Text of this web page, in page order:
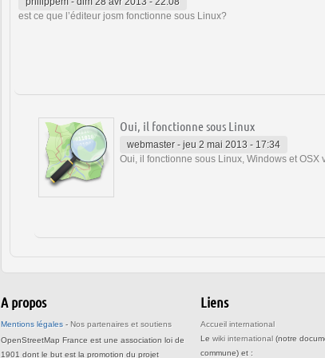
est ce que l’éditeur josm fonctionne sous Linux?
Oui, il fonctionne sous Linux
webmaster - jeu 2 mai 2013 - 17:34
Oui, il fonctionne sous Linux, Windows et OSX
A propos
Mentions légales - Nos partenaires et soutiens
OpenStreetMap France est une association loi de
1901 dont le but est la promotion du projet
Liens
Accueil international
Le wiki international (notre
commune) et :